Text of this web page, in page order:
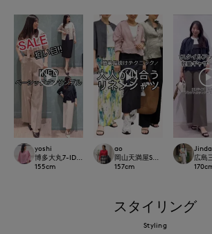
yoshi
博多大丸7-IDconcept.
155cm
ao
岡山天満屋SUPERIORCLOSET
157cm
Jinda
広島
170
スタイリング
Styling